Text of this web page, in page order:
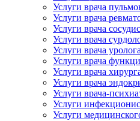
Услуги врача
Услуги врача
Услуги врача
Услуги врача
Услуги врача уролога
Услуги врача
Услуги врача
Услуги врача
Услуги врача-
Услуги
Услуги